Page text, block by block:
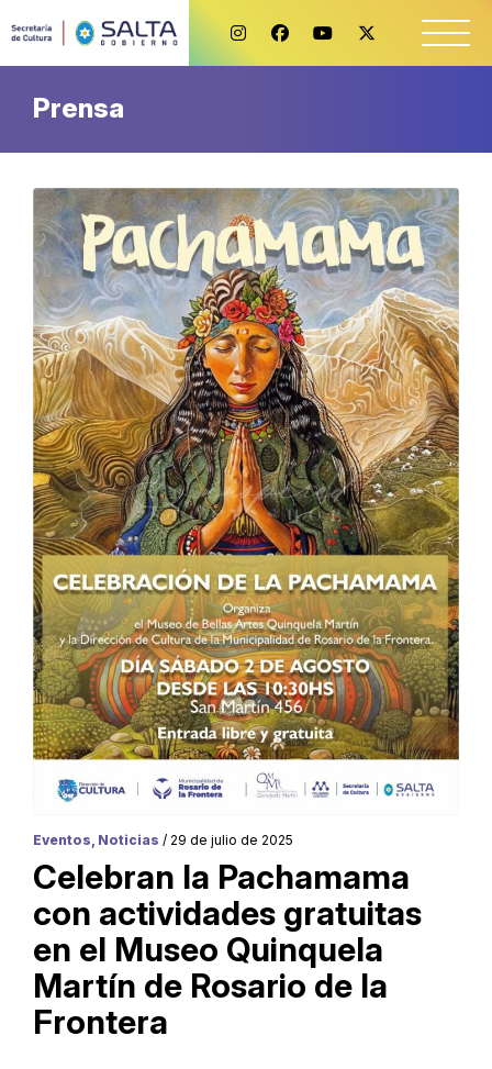
Prensa
Eventos, Noticias / 29 de julio de 2025
Celebran la Pachamama
con actividades gratuitas
en el Museo Quinquela
Martín de Rosario de la
Frontera